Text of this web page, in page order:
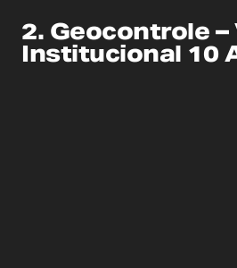
2. Geocontrole –
Institucional 10